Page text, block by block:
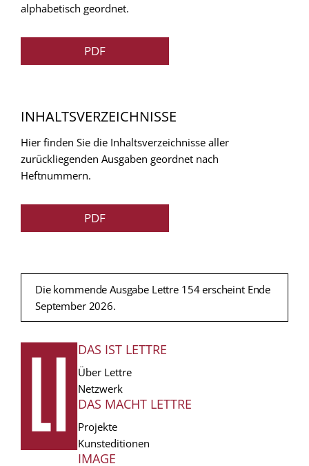
alphabetisch geordnet.
PDF
INHALTSVERZEICHNISSE
Hier finden Sie die Inhaltsverzeichnisse aller
zurückliegenden Ausgaben geordnet nach
Heftnummern.
PDF
Die kommende Ausgabe Lettre 154 erscheint Ende
September 2026.
FUSSZEILE
DAS IST LETTRE
Über Lettre
Netzwerk
DAS MACHT LETTRE
Projekte
Kunsteditionen
IMAGE